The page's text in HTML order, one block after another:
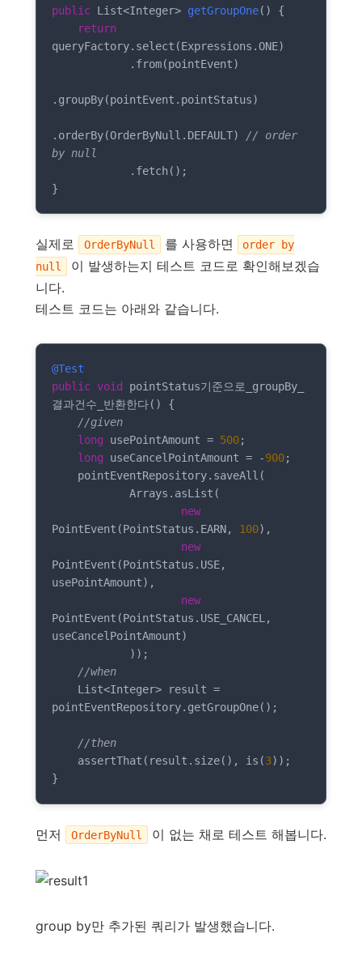
public List<Integer> getGroupOne()
{
return
queryFactory.select(Expressions.ONE)
.groupBy(pointEvent.pointStatus)
.orderBy(OrderByNull.DEFAULT)
// order
by null
}
실제로 OrderByNull 를 사용하면
order by
null
이 발생하는지 테스트 코드로 확인해보겠습
니다.
테스트 코드는 아래와 같습니다.
@Test
public void
pointStatus기준으로_groupBy_
결과건수_반환한다() {
//given
long usePointAmount = 500;
long useCancelPointAmount = -900;
            Arrays.asList(
new
PointEvent(PointStatus.EARN, 100),
new
PointEvent(PointStatus.USE,
usePointAmount),
new
PointEvent(PointStatus.USE_CANCEL,
useCancelPointAmount)
//when
pointEventRepository.getGroupOne();
//then
    assertThat(result.size(), is(
3));
}
먼저 OrderByNull 이 없는 채로 테스트 해봅니다.
group by만 추가된 쿼리가 발생했습니다.